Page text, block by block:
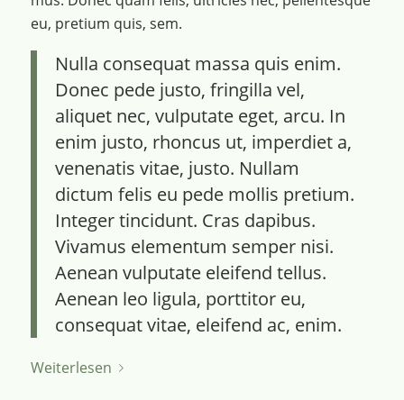
eu, pretium quis, sem.
Nulla consequat massa quis enim.
Donec pede justo, fringilla vel,
aliquet nec, vulputate eget, arcu. In
enim justo, rhoncus ut, imperdiet a,
venenatis vitae, justo. Nullam
dictum felis eu pede mollis pretium.
Integer tincidunt. Cras dapibus.
Vivamus elementum semper nisi.
Aenean vulputate eleifend tellus.
Aenean leo ligula, porttitor eu,
consequat vitae, eleifend ac, enim.
Weiterlesen